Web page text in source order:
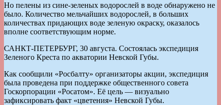
Но пелены из сине-зеленых водорослей в воде обнаружено не
было. Количество мельчайших водорослей, в больших
количествах придающих воде зеленую окраску, оказалось
вполне соответствующим норме.
САНКТ-ПЕТЕРБУРГ, 30 августа. Состоялась экспедиция
Зеленого Креста по акватории Невской Губы.
Как сообщили «Росбалту» организаторы акции, экспедиция
была проведена при поддержке общественного совета
Госкорпорации «Росатом». Её цель — визуально
зафиксировать факт «цветения» Невской Губы.